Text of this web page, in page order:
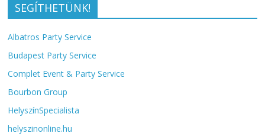
SEGÍTHETÜNK!
Albatros Party Service
Budapest Party Service
Complet Event & Party Service
Bourbon Group
HelyszínSpecialista
helyszinonline.hu